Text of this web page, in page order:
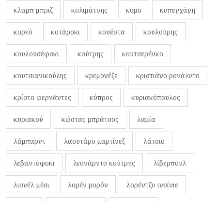
κλαμπ μπριζ κολιμάτσης κόμο κοπεγχάγη
κορεό κοτάρσκι κουέστα κουλούρης
κουλουσέφσκι κούτρης κουτσερένκο
κουτσιανικούλης κρεμονέζε κριστιάνο ρονάλντο
κρίστο φερνάντες κύπρος κυριακόπουλος
κυριακού κώστας μπράτσος λαμία
λάμπαρντ λαουτάρο μαρτίνεζ λάτσιο
λεβαντόφσκι λεονάρντο κούτρης λίβερπουλ
λιονέλ μέσι λορέν μορόν λορέντζο ινσίνιε